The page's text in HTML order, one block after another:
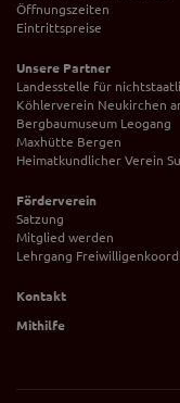
Öffnungszeiten
Eintrittspreise
Unsere Partner
Landesstelle für
Köhlerverein Neukirchen
Bergbaumuseum Leogang
Maxhütte Bergen
Heimatkundlicher Verein
Förderverein
Satzung
Mitglied werden
Lehrgang
Kontakt
Mithilfe